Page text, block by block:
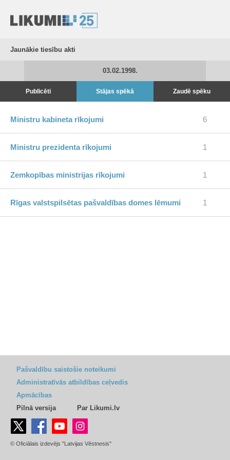
Jaunākie tiesību akti
03.02.1998.
Publicēti Stājas spēkā Zaudē spēku
Ministru kabineta rīkojumi 6
Ministru prezidenta rīkojumi 1
Zemkopības ministrijas rīkojumi 1
Rīgas valstspilsētas pašvaldības domes lēmumi 1
Pašvaldību saistošie noteikumi
Administratīvās atbildības ceļvedis
Apmācības
Pilnā versija
Par Likumi.lv
© Oficiālais izdevējs "Latvijas Vēstnesis"